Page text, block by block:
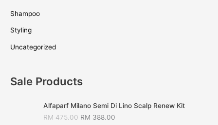
Shampoo
Styling
Uncategorized
Sale Products
Alfaparf Milano Semi Di Lino Scalp Renew Kit
RM475.00 RM 388.00